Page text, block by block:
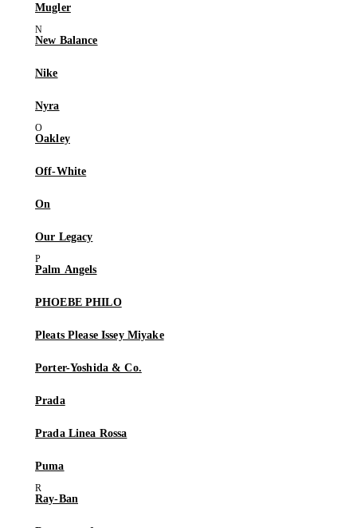
Mugler
New Balance
Nike
Nyra
Oakley
Off-White
On
Our Legacy
Palm Angels
PHOEBE PHILO
Pleats Please Issey Miyake
Porter-Yoshida & Co.
Prada
Prada Linea Rossa
Puma
Ray-Ban